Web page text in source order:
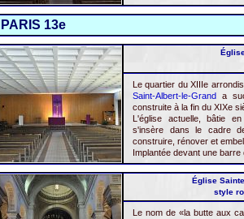
PARIS 13e
Le quartier du XIIIe
Saint-Albert-le-Grand a
construite à la fin du XIXe
L'église actuelle, bâtie
s'insère dans le cadre
construire, rénover et
Implantée devant une
Église
style
Le nom de «la butte aux